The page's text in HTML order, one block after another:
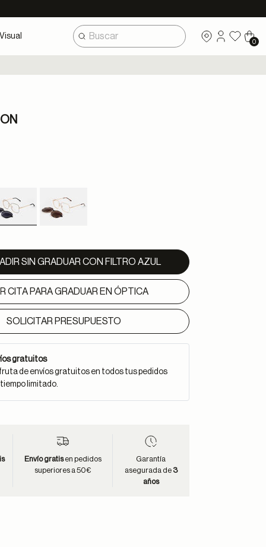
0
SIN GRADUAR CON FILTRO AZUL
CITA PARA GRADUAR EN ÓPTICA
SOLICITAR PRESUPUESTO
gratuitos
de envíos gratuitos en todos tus pedidos
limitado.
Envío gratisen pedidos
superiores a 50€
Garantía
asegurada de 3
años